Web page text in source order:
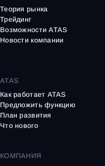
Теория рынка
Трейдинг
Возможности ATAS
Новости компании
ATAS
Как работает ATAS
Предложить функцию
План развития
Что нового
КОМПАНИЯ